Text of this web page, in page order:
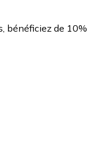
bénéficiez de 10%